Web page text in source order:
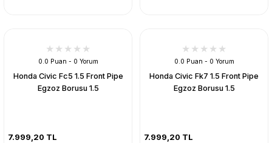
0.0 Puan - 0 Yorum
Honda Civic Fc5 1.5 Front Pipe
Egzoz Borusu 1.5
7.999,20 TL
0.0 Puan - 0 Yorum
Honda Civic Fk7 1.5 Front Pipe
Egzoz Borusu 1.5
7.999,20 TL